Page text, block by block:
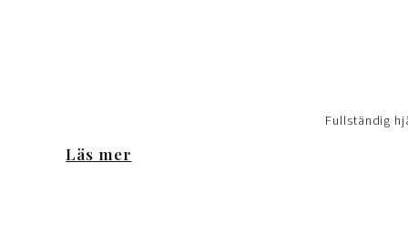
Fullständig
Läs mer